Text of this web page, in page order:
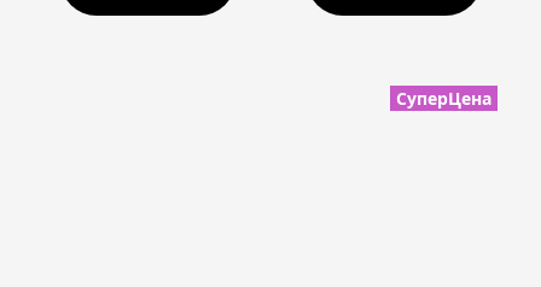
СуперЦена